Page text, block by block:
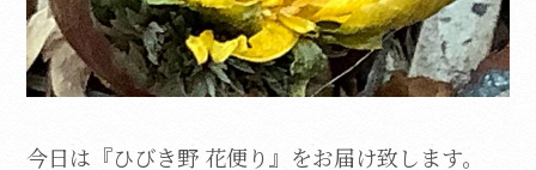
今日は『ひびき野 花便り』をお届け致します。